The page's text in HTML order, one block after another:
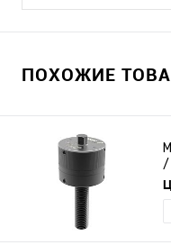
ПОХОЖИЕ
/